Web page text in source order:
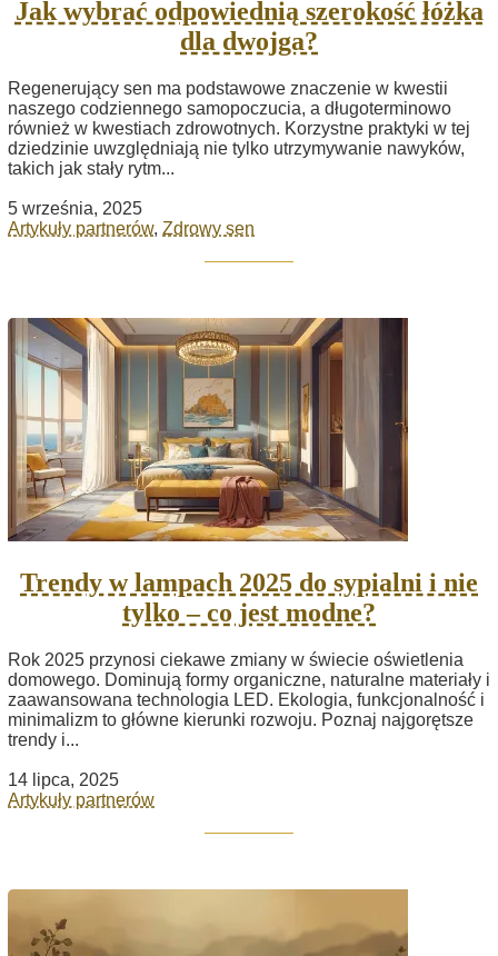
Jak wybrać odpowiednią szerokość łóżka
dla dwojga?
Regenerujący sen ma podstawowe znaczenie w kwestii
naszego codziennego samopoczucia, a długoterminowo
również w kwestiach zdrowotnych. Korzystne praktyki w tej
dziedzinie uwzględniają nie tylko utrzymywanie nawyków,
takich jak stały rytm...
5 września, 2025
Artykuły partnerów, Zdrowy sen
Trendy w lampach 2025 do sypialni i nie
tylko – co jest modne?
Rok 2025 przynosi ciekawe zmiany w świecie oświetlenia
domowego. Dominują formy organiczne, naturalne materiały i
zaawansowana technologia LED. Ekologia, funkcjonalność i
minimalizm to główne kierunki rozwoju. Poznaj najgorętsze
trendy i...
14 lipca, 2025
Artykuły partnerów